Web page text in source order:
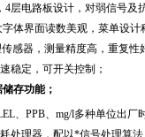
层电路板设计，对弱信号及
体界面读数美观，菜单设计
感器，测量精度高，重复性
稳定，可开关控制；
存功能；
、PPB、mg/l多种单位出厂
处理器，配以*信号处理算